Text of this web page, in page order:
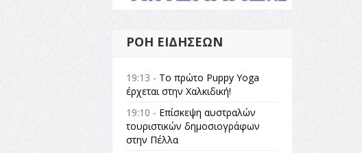
ΡΟΉ ΕΙΔΉΣΕΩΝ
19:13 - Το πρώτο Puppy Yoga
έρχεται στην Χαλκιδική!
19:10 - Επίσκεψη αυστραλών
τουριστικών δημοσιογράφων
στην Πέλλα